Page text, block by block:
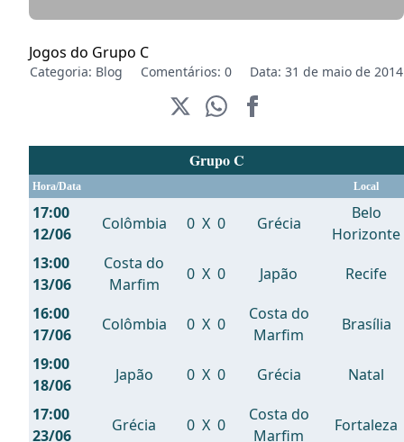
Jogos do Grupo C
Categoria: Blog Comentários: 0 Data: 31 de maio de 2014
Grupo C
Hora/Data Local
17:00
12/06
Colômbia 0 X 0 Grécia
Belo
Horizonte
13:00
13/06
Costa do
Marfim
0 X 0 Japão
Recife
16:00
17/06
Colômbia 0 X 0
Costa do
Marfim
Brasília
19:00
18/06
Japão 0 X 0 Grécia
Natal
17:00
23/06
Grécia 0 X 0
Costa do
Marfim
Fortaleza